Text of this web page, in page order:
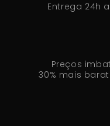
Entrega 24h
Preços
30% mais